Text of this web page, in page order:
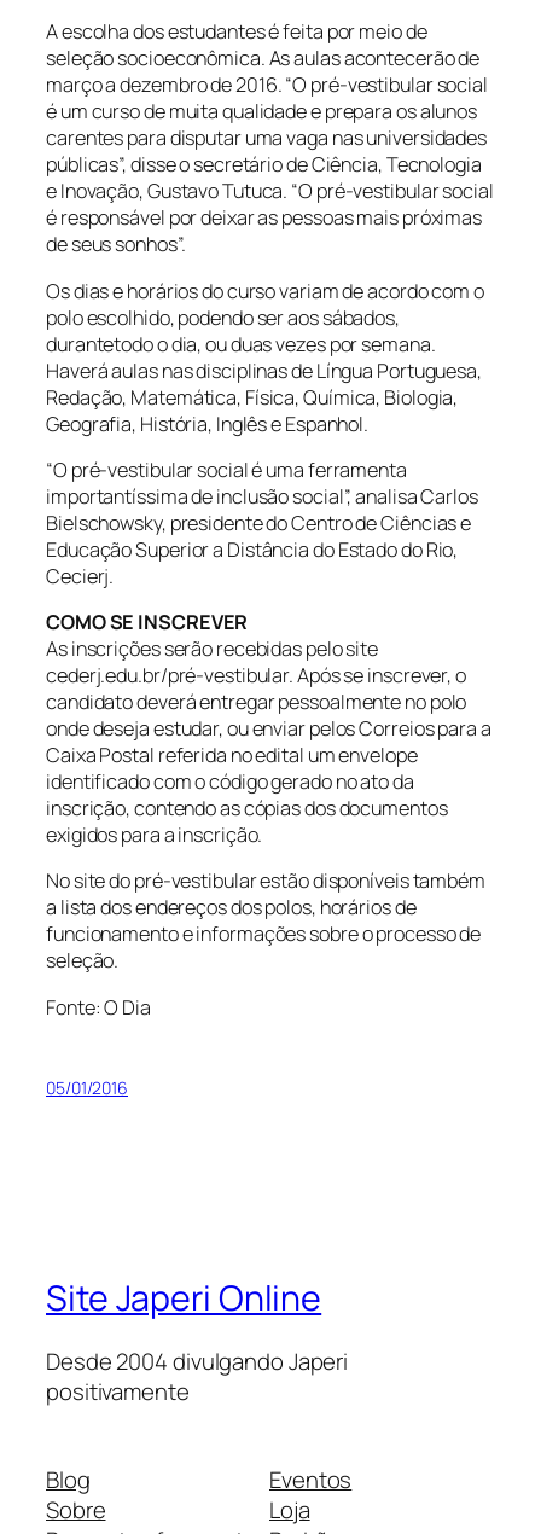
A escolha dos estudantes é feita por meio de
seleção socioeconômica. As aulas acontecerão de
março a dezembro de 2016. “O pré-vestibular social
é um curso de muita qualidade e prepara os alunos
carentes para disputar uma vaga nas universidades
públicas”, disse o secretário de Ciência, Tecnologia
e Inovação, Gustavo Tutuca. “O pré-vestibular social
é responsável por deixar as pessoas mais próximas
de seus sonhos”.
Os dias e horários do curso variam de acordo com o
polo escolhido, podendo ser aos sábados,
durantetodo o dia, ou duas vezes por semana.
Haverá aulas nas disciplinas de Língua Portuguesa,
Redação, Matemática, Física, Química, Biologia,
Geografia, História, Inglês e Espanhol.
“O pré-vestibular social é uma ferramenta
importantíssima de inclusão social”, analisa Carlos
Bielschowsky, presidente do Centro de Ciências e
Educação Superior a Distância do Estado do Rio,
Cecierj.
COMO SE INSCREVER
As inscrições serão recebidas pelo site
cederj.edu.br/pré-vestibular. Após se inscrever, o
candidato deverá entregar pessoalmente no polo
onde deseja estudar, ou enviar pelos Correios para a
Caixa Postal referida no edital um envelope
identificado com o código gerado no ato da
inscrição, contendo as cópias dos documentos
exigidos para a inscrição.
No site do pré-vestibular estão disponíveis também
a lista dos endereços dos polos, horários de
funcionamento e informações sobre o processo de
seleção.
Fonte: O Dia
05/01/2016
Site Japeri Online
Desde 2004 divulgando Japeri
positivamente
Blog
Sobre
Eventos
Loja